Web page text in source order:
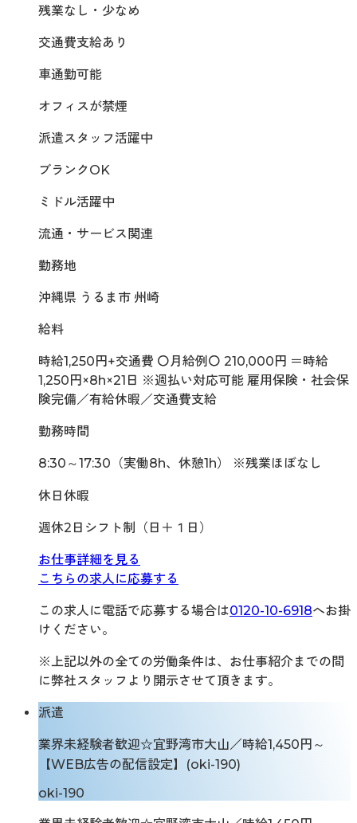
残業なし・少なめ
交通費支給あり
車通勤可能
オフィスが禁煙
派遣スタッフ活躍中
ブランクOK
ミドル活躍中
流通・サービス関連
勤務地
沖縄県 うるま市 州崎
給料
時給1,250円+交通費 〇月給例〇 210,000円 ＝時給
1,250円×8h×21日 ※週払い対応可能 雇用保険・社会保
険完備／有給休暇／交通費支給
勤務時間
8:30～17:30（実働8h、休憩1h） ※残業ほぼなし
休日休暇
週休2日シフト制（日＋１日）
お仕事詳細を見る
こちらの求人に応募する
この求人に電話で応募する場合は0120-10-6918へお掛
けください。
※上記以外の全ての労働条件は、お仕事紹介までの間
に弊社スタッフより開示させて頂きます。
派遣
業界未経験者歓迎☆宜野湾市大山／時給1,450円～
【WEB広告の配信設定】(oki-190)
oki-190